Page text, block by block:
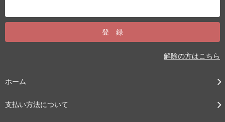
解除の方はこちら
ホーム
支払い方法について